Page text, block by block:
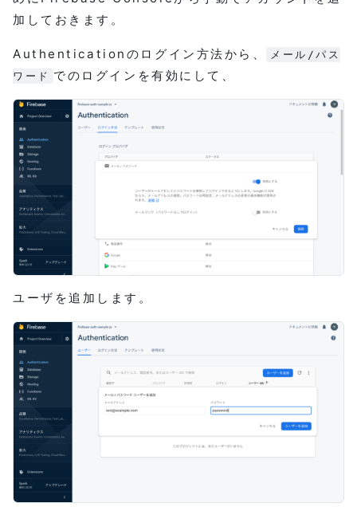
加しておきます。
Authenticationのログイン方法から、
メール/パス
ワード でのログインを有効にして、
ユーザを追加します。